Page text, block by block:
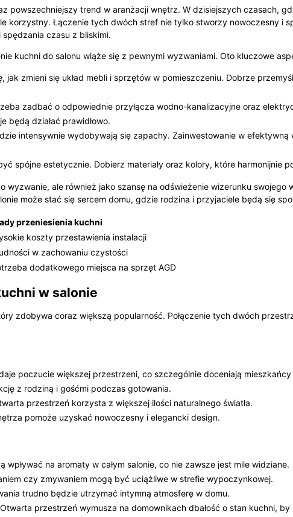
powszechniejszy trend w aranżacji wnętrz. W dzisiejszych czasach,
korzystny. Łączenie tych dwóch stref nie tylko stworzy nowoczesny i
czasu z bliskimi.
kuchni do salonu wiąże się z pewnymi wyzwaniami. Oto kluczowe
jak zmieni się układ mebli i sprzętów w pomieszczeniu. Dobrze
zadbać o odpowiednie przyłącza wodno-kanalizacyjne oraz
będą działać prawidłowo.
intensywnie wydobywają się zapachy. Zainwestowanie w
spójne estetycznie. Dobierz materiały oraz kolory, które harmonijnie
wyzwanie, ale również jako szansę na odświeżenie wizerunku swojego
może stać się sercem domu, gdzie rodzina i przyjaciele będą się
przeniesienia kuchni
koszty przestawienia instalacji
w zachowaniu czystości
dodatkowego miejsca na sprzęt AGD
w salonie
zdobywa coraz większą popularność. Połączenie tych dwóch
poczucie większej przestrzeni, co szczególnie doceniają mieszkańcy
z rodziną i gośćmi podczas gotowania.
przestrzeń korzysta z większej ilości naturalnego światła.
pomoże uzyskać nowoczesny i elegancki design.
wpływać na aromaty w całym salonie, co nie zawsze jest mile widziane.
czy zmywaniem mogą być uciążliwe w strefie wypoczynkowej.
trudno będzie utrzymać intymną atmosferę w domu.
Otwarta przestrzeń wymusza na domownikach dbałość o stan kuchni, by